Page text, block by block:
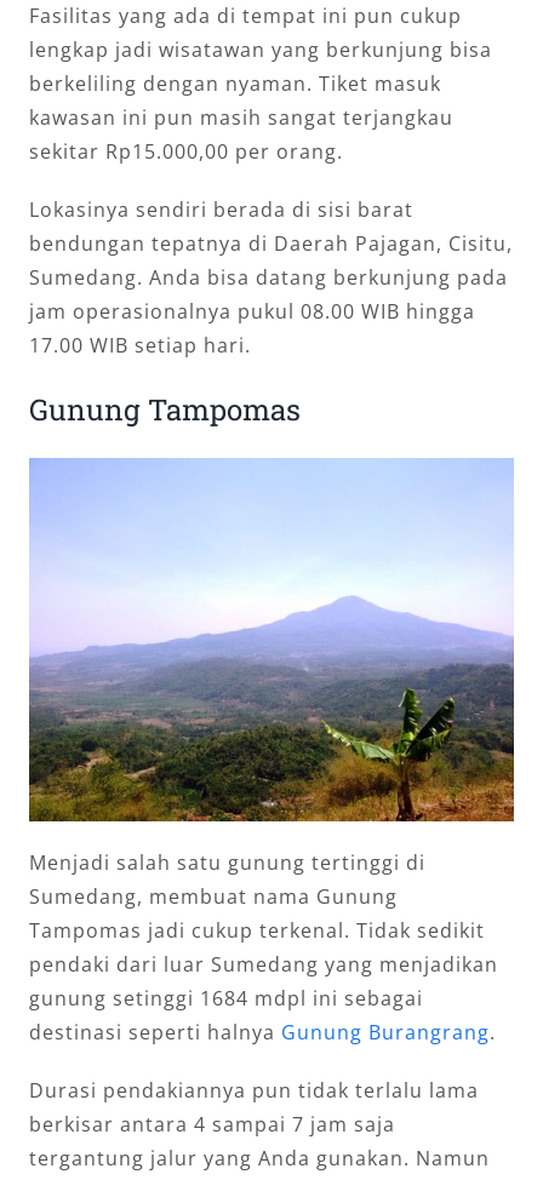
Fasilitas yang ada di tempat ini pun cukup
lengkap jadi wisatawan yang berkunjung bisa
berkeliling dengan nyaman. Tiket masuk
kawasan ini pun masih sangat terjangkau
sekitar Rp15.000,00 per orang.
Lokasinya sendiri berada di sisi barat
bendungan tepatnya di Daerah Pajagan, Cisitu,
Sumedang. Anda bisa datang berkunjung pada
jam operasionalnya pukul 08.00 WIB hingga
17.00 WIB setiap hari.
Gunung Tampomas
Menjadi salah satu gunung tertinggi di
Sumedang, membuat nama Gunung
Tampomas jadi cukup terkenal. Tidak sedikit
pendaki dari luar Sumedang yang menjadikan
gunung setinggi 1684 mdpl ini sebagai
destinasi seperti halnya Gunung Burangrang.
Durasi pendakiannya pun tidak terlalu lama
berkisar antara 4 sampai 7 jam saja
tergantung jalur yang Anda gunakan. Namun